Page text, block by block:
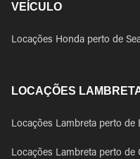
VEÍCULO
Locações Honda perto de
LOCAÇÕES
Locações Lambreta perto de
Locações Lambreta perto de